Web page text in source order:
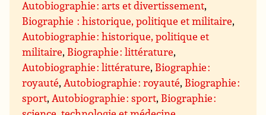
Autobiographie : arts et divertissement,
Biographie : historique, politique et militaire,
Autobiographie : historique, politique et
militaire, Biographie : littérature,
Autobiographie : littérature, Biographie :
royauté,Autobiographie : royauté, Biographie :
sport,Autobiographie : sport, Biographie :